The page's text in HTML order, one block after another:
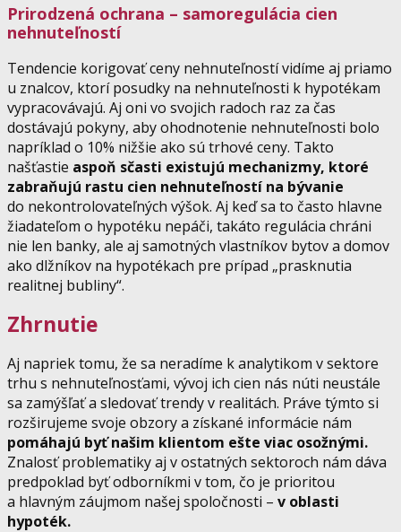
Prirodzená ochrana – samoregulácia cien
nehnuteľností
Tendencie korigovať ceny nehnuteľností vidíme aj priamo
u znalcov, ktorí posudky na nehnuteľnosti k hypotékam
vypracovávajú. Aj oni vo svojich radoch raz za čas
dostávajú pokyny, aby ohodnotenie nehnuteľnosti bolo
napríklad o 10% nižšie ako sú trhové ceny. Takto
našťastie aspoň sčasti existujú mechanizmy, ktoré
zabraňujú rastu cien nehnuteľností na bývanie
do nekontrolovateľných výšok. Aj keď sa to často hlavne
žiadateľom o hypotéku nepáči, takáto regulácia chráni
nie len banky, ale aj samotných vlastníkov bytov a domov
ako dlžníkov na hypotékach pre prípad „prasknutia
realitnej bubliny“.
Zhrnutie
Aj napriek tomu, že sa neradíme k analytikom v sektore
trhu s nehnuteľnosťami, vývoj ich cien nás núti neustále
sa zamýšľať a sledovať trendy v realitách. Práve týmto si
rozširujeme svoje obzory a získané informácie nám
pomáhajú byť našim klientom ešte viac osožnými.
Znalosť problematiky aj v ostatných sektoroch nám dáva
predpoklad byť odborníkmi v tom, čo je prioritou
a hlavným záujmom našej spoločnosti – v oblasti
hypoték.